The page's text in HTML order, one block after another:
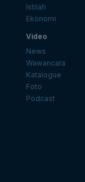
Istilah
Ekonomi
Video
News
Wawancara
Katalogue
Foto
Podcast